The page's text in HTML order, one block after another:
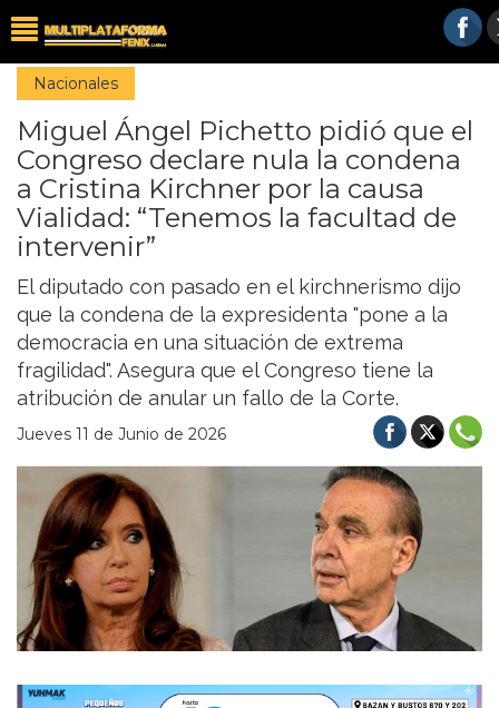
Nacionales
Miguel Ángel Pichetto pidió que el
Congreso declare nula la condena
a Cristina Kirchner por la causa
Vialidad: “Tenemos la facultad de
intervenir”
El diputado con pasado en el kirchnerismo dijo
que la condena de la expresidenta "pone a la
democracia en una situación de extrema
fragilidad". Asegura que el Congreso tiene la
atribución de anular un fallo de la Corte.
Jueves 11 de Junio de 2026